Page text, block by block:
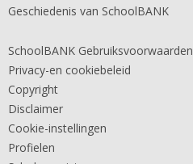
Geschiedenis van SchoolBANK
SchoolBANK Gebruiksvoorwaarden
Privacy-en cookiebeleid
Copyright
Disclaimer
Cookie-instellingen
Profielen